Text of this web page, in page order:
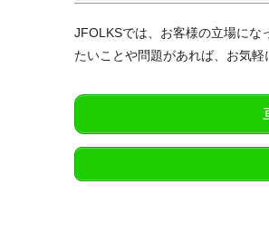
JFOLKSでは、お客様の立場にな
たいことや問題があれば、お気軽